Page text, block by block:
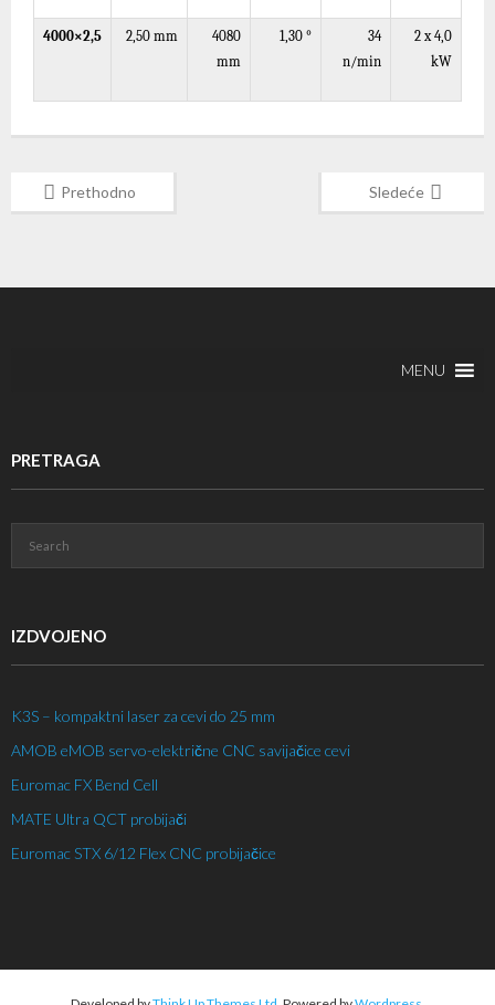
4000×2,5 2,50 mm
4080
mm
1,30 °
34
n/min
2 x 4,0
kW
Prethodno Sledeće
MENU
PRETRAGA
IZDVOJENO
K3S – kompaktni laser za cevi do 25 mm
AMOB eMOB servo-električne CNC savijačice cevi
Euromac FX Bend Cell
MATE Ultra QCT probijači
Euromac STX 6/12 Flex CNC probijačice